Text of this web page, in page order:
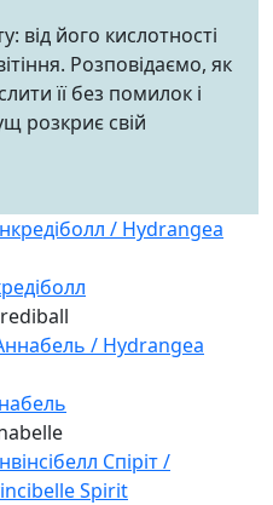
від його кислотності
Розповідаємо, як
її без помилок і
розкриє свій